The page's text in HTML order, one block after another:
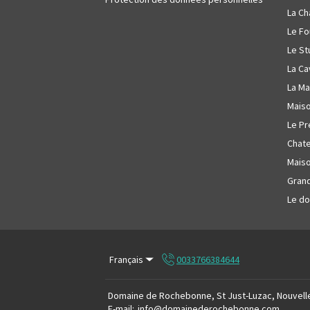
La
Le
Le
La
La
Le
Le
Français 0033766384644
Domaine de Rochebonne, St Just-Luzac,